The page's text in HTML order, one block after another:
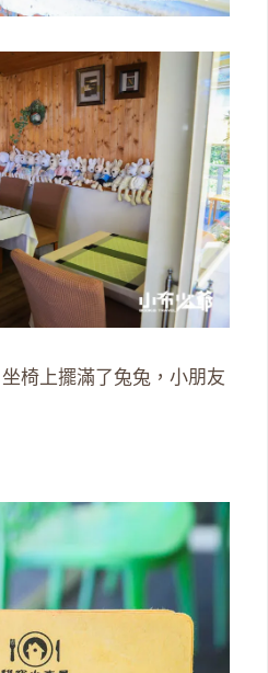
椅上擺滿了兔兔，小朋友